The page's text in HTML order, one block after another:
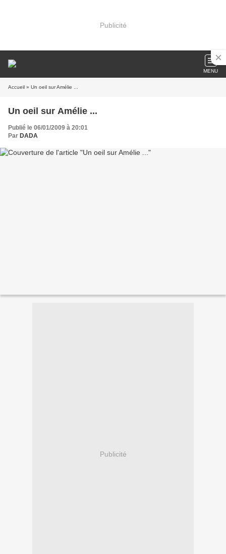
Publicité
MENU
Accueil » Un oeil sur Amélie ...
Un oeil sur Amélie ...
Publié le 06/01/2009 à 20:01
Par DADA
Publicité